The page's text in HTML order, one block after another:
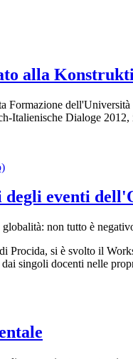
alla
Formazione
Italienische Dialoge
eventi
non tutto è
Procida, si è svolto il
singoli docenti nelle